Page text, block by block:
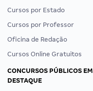
Cursos por Estado
Cursos por Professor
Oficina de Redação
Cursos Online Gratuitos
CONCURSOS PÚBLICOS EM
DESTAQUE